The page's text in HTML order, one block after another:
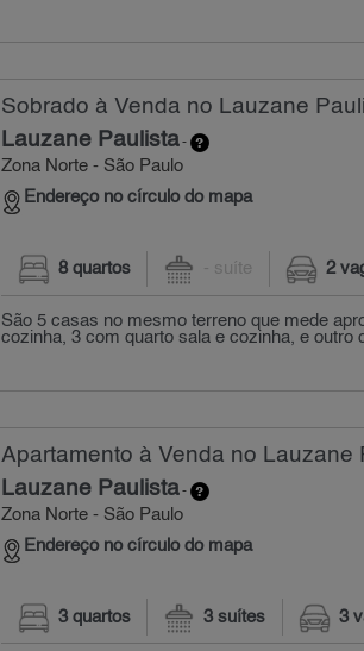
Sobrado à Venda no Lauzane
Lauzane Paulista-
Zona Norte - São Paulo
Endereço no círculo do mapa
8 quartos - suíte 2
São 5 casas no mesmo terreno que mede
cozinha, 3 com quarto sala e cozinha, e outro
Apartamento à Venda no Lauzane
Lauzane Paulista-
Zona Norte - São Paulo
Endereço no círculo do mapa
3 quartos 3 suítes 3